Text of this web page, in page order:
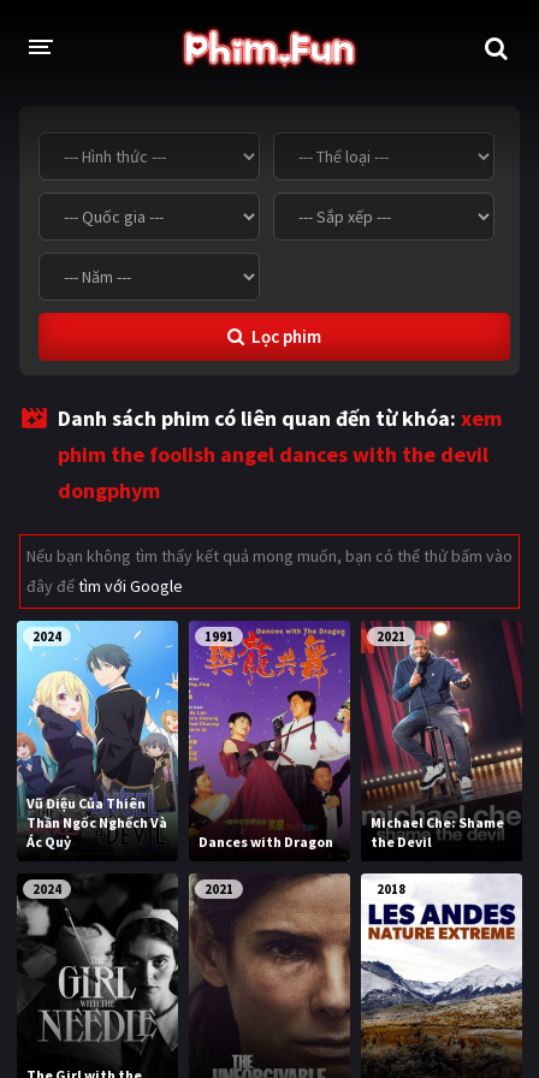
THỂ LOẠI
Thần thoại - Cổ trang Hành động
Tâm lý Chiến tranh
Võ thuật - Kiếm hiệp
Tội phạm - Hình sự
Viễn tưởng Khoa học - Tài liệu
Hoạt hình
Tình cảm - Lãng mạn Kỳ ảo
Giật gân
Bí ẩn Lịch sử
Viễn Tây Tiểu sử
GameShow DramaTV
QUỐC GIA
Âu - Mỹ Trung Quốc - Hồng Kông
Hàn Quốc Nhật Bản
Ấn Độ Việt Nam
Tổng hợp
CẬP NHẬT
Lọc phim
Danh sách phim có liên quan đến từ khóa: xem
phim the foolish angel dances with the devil
dongphym
Nếu bạn không tìm thấy kết quả mong muốn, bạn có thể thử bấm vào
đây đểtìm với Google
2024
Vũ Điệu Của Thiên
Thần Ngốc Nghếch Và
Ác Quỷ
1991
Dances with Dragon
2021
Michael Che: Shame
the Devil
2024 2021 2018